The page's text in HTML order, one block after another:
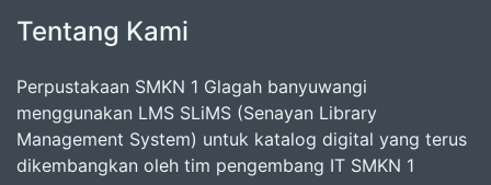
Tentang Kami
Perpustakaan SMKN 1 Glagah banyuwangi
menggunakan LMS SLiMS (Senayan Library
Management System) untuk katalog digital yang terus
dikembangkan oleh tim pengembang IT SMKN 1